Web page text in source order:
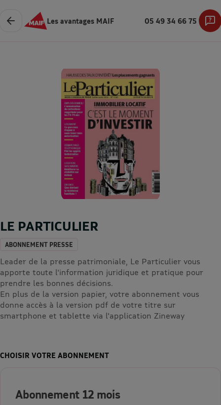
Les avantages MAIF 05 49 34 66 75
LE PARTICULIER
ABONNEMENT PRESSE
Leader de la presse patrimoniale, Le Particulier vous
apporte toute l'information juridique et pratique pour
prendre les bonnes décisions.
En plus de la version papier, votre abonnement vous
donne accès à la version pdf de votre titre sur
smartphone et tablette via l'application Zineway
CHOISIR VOTRE ABONNEMENT
Abonnement 12 mois